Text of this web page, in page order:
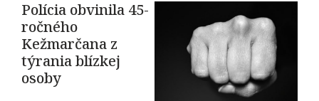
Polícia obvinila 45-
ročného
Kežmarčana z
týrania blízkej
osoby